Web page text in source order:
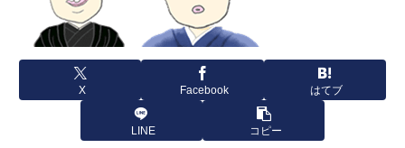
X Facebook はてブ
LINE コピー